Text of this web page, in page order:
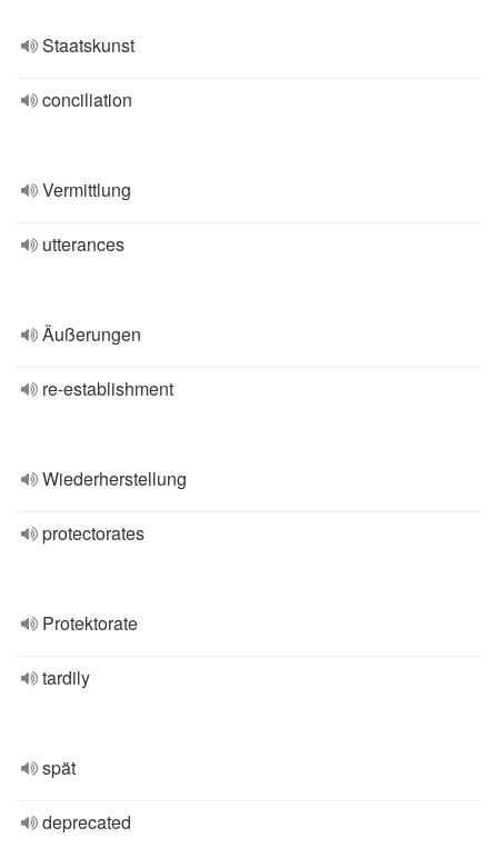
Staatskunst
conciliation
Vermittlung
utterances
Äußerungen
re-establishment
Wiederherstellung
protectorates
Protektorate
tardily
spät
deprecated